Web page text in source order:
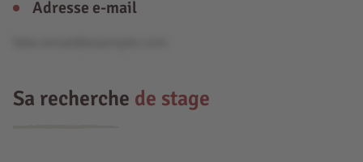
Adresse e-mail
Sa recherche de stage